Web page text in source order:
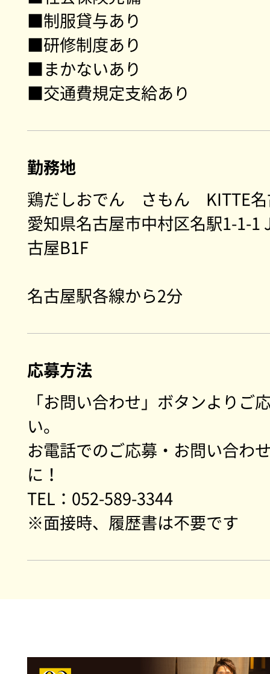
■制服貸与あり
■研修制度あり
■まかないあり
■交通費規定支給あり
勤務地
鶏だしおでん さもん KITTE名
愛知県名古屋市中村区名駅1-1-1
古屋B1F
名古屋駅各線から2分
応募方法
「お問い合わせ」ボタンよりご
い。
お電話でのご応募・お問い合わ
に！
TEL：052-589-3344
※面接時、履歴書は不要です